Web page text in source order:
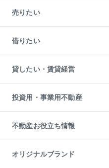
新築・分譲マンションの購入
中古マンションの購入
一戸建ての購入
中古一戸建ての購入
不動産購入の流れ
注目キーワード物件特集
購入ガイド
English 繁体中文簡体中文
売りたい
一戸建ての売却・査定
土地の売却・査定
スピードAI査定
不動産査定について
不動産売却の流れ
不動産買換えの流れ
売却ガイド
借りたい
オフィス・店舗の賃貸
借りるときの流れ
借りるガイド
貸したい・賃貸経営
マンション賃料データ
賃貸管理プラン
リロケーションについて
貸すガイド
投資用・事業用不動産
事業用不動産
マンション投資
投資用マンション
アパート経営
不動産お役立ち情報
マンションライブラリー
人気マンションランキング
オリジナルブランド